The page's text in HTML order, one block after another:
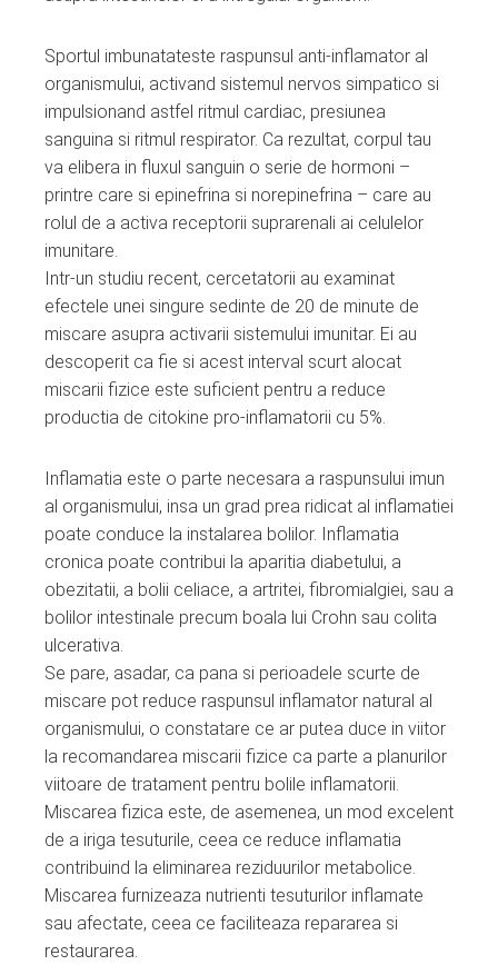
Sportul imbunatateste raspunsul anti-inflamator al
organismului, activand sistemul nervos simpatico si
impulsionand astfel ritmul cardiac, presiunea
sanguina si ritmul respirator. Ca rezultat, corpul tau
va elibera in fluxul sanguin o serie de hormoni –
printre care si epinefrina si norepinefrina – care au
rolul de a activa receptorii suprarenali ai celulelor
imunitare.
Intr-un studiu recent, cercetatorii au examinat
efectele unei singure sedinte de 20 de minute de
miscare asupra activarii sistemului imunitar. Ei au
descoperit ca fie si acest interval scurt alocat
miscarii fizice este suficient pentru a reduce
productia de citokine pro-inflamatorii cu 5%.
Inflamatia este o parte necesara a raspunsului imun
al organismului, insa un grad prea ridicat al inflamatiei
poate conduce la instalarea bolilor. Inflamatia
cronica poate contribui la aparitia diabetului, a
obezitatii, a bolii celiace, a artritei, fibromialgiei, sau a
bolilor intestinale precum boala lui Crohn sau colita
ulcerativa.
Se pare, asadar, ca pana si perioadele scurte de
miscare pot reduce raspunsul inflamator natural al
organismului, o constatare ce ar putea duce in viitor
la recomandarea miscarii fizice ca parte a planurilor
viitoare de tratament pentru bolile inflamatorii.
Miscarea fizica este, de asemenea, un mod excelent
de a iriga tesuturile, ceea ce reduce inflamatia
contribuind la eliminarea reziduurilor metabolice.
Miscarea furnizeaza nutrienti tesuturilor inflamate
sau afectate, ceea ce faciliteaza repararea si
restaurarea.